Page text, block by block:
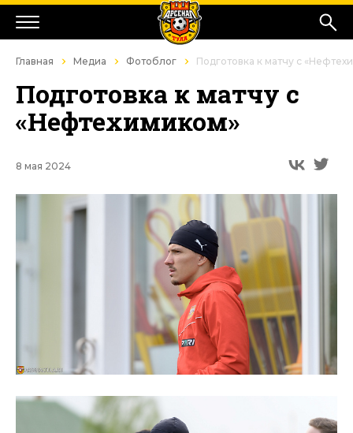
Главная Медиа Фотоблог Подготовка к матчу с
Подготовка к матчу с
«Нефтехимиком»
8 мая 2024